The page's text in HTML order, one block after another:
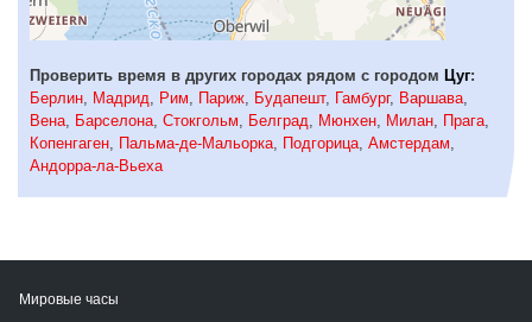
Проверить время в других городах рядом с городом Цуг:
Берлин
Мадрид Рим Париж Будапешт, Гамбург, Варшава
Вена
Барселона Стокгольм Белград Мюнхен Милан Прага
Копенгаген
Пальма-де-Мальорка Подгорица Амстердам
Андорра-ла-Вьеха
Мировые часы